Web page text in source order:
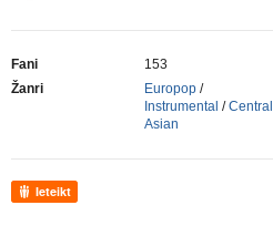
Fani
153
Žanri
Europop /
Instrumental /Central
Asian
Ieteikt